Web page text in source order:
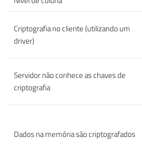
Criptografia no cliente (utilizando um
driver)
Servidor não conhece as chaves de
criptografia
Dados na memória são criptografados